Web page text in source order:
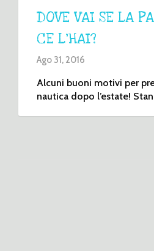
DOVE VAI SE LA
CE L’HAI?
Ago 31, 2016
Alcuni buoni motivi per
nautica dopo l’estate!